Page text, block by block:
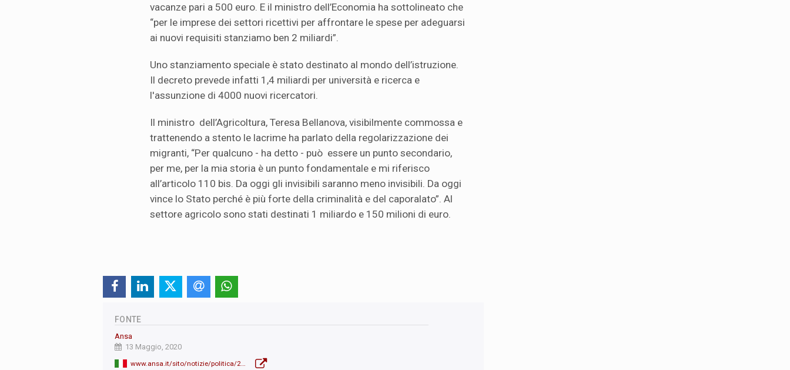
vacanze pari a 500 euro. E il ministro dell’Economia ha sottolineato che
“per le imprese dei settori ricettivi per affrontare le spese per adeguarsi
ai nuovi requisiti stanziamo ben 2 miliardi”.
Uno stanziamento speciale è stato destinato al mondo dell’istruzione.
Il decreto prevede infatti 1,4 miliardi per università e ricerca e
l'assunzione di 4000 nuovi ricercatori.
Il ministro dell’Agricoltura, Teresa Bellanova, visibilmente commossa e
trattenendo a stento le lacrime ha parlato della regolarizzazione dei
migranti, “Per qualcuno - ha detto - può essere un punto secondario,
per me, per la mia storia è un punto fondamentale e mi riferisco
all’articolo 110 bis. Da oggi gli invisibili saranno meno invisibili. Da oggi
vince lo Stato perché è più forte della criminalità e del caporalato”. Al
settore agricolo sono stati destinati 1 miliardo e 150 milioni di euro.
FONTE
Ansa
13 Maggio, 2020